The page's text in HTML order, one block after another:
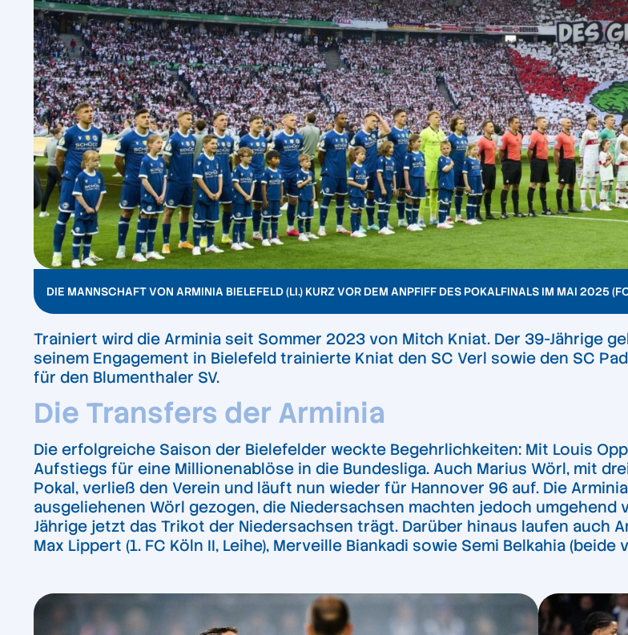
DIE MANNSCHAFT VON ARMINIA BIELEFELD (LI.) KURZ VOR DEM ANPFIFF DES POKALFINALS IM MAI 2025
Trainiert wird die Arminia seit Sommer 2023 von Mitch Kniat. Der 39-Jährige
seinem Engagement in Bielefeld trainierte Kniat den SC Verl sowie den SC
für den Blumenthaler SV.
Die Transfers der Arminia
Die erfolgreiche Saison der Bielefelder weckte Begehrlichkeiten: Mit Louis
Aufstiegs für eine Millionenablöse in die Bundesliga. Auch Marius Wörl, mit
Pokal, verließ den Verein und läuft nun wieder für Hannover 96 auf. Die
ausgeliehenen Wörl gezogen, die Niedersachsen machten jedoch
Jährige jetzt das Trikot der Niedersachsen trägt. Darüber hinaus laufen auch
Max Lippert (1. FC Köln II, Leihe), Merveille Biankadi sowie Semi Belkahia